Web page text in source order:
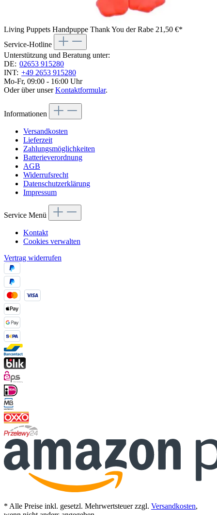
Living Puppets Handpuppe Thank You der Rabe 21,50 €*
Service-Hotline
Unterstützung und Beratung unter:
DE: 02653 915280
INT: +49 2653 915280
Mo-Fr, 09:00 - 16:00 Uhr
Oder über unserKontaktformular.
Informationen
Versandkosten
Lieferzeit
Zahlungsmöglichkeiten
Batterieverordnung
AGB
Widerrufsrecht
Datenschutzerklärung
Impressum
Service Menü
Kontakt
Cookies verwalten
Vertrag widerrufen
* Alle Preise inkl. gesetzl. Mehrwertsteuer zzgl. Versandkosten,